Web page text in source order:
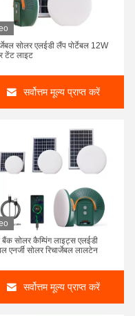
सोलर एलईडी लैंप पोर्टेबल 12W
टेंट लाइट
सर्वोत्तम मूल्य प्राप्त करें
बैंक सोलर कैम्पिंग लाइट्स एलईडी
एनर्जी सोलर रिचार्जेबल लालटेन
सर्वोत्तम मूल्य प्राप्त करें